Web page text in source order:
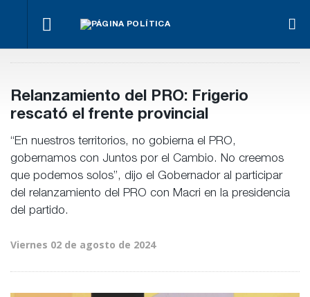
El
oficialismo
la reforma
previsional
Hacer lo
difícil
con el
Para Bahl, la
herramientas”
para la
gestión
Relanzamiento del PRO: Frigerio
rescató el frente provincial
“En nuestros territorios, no gobierna el PRO,
gobernamos con Juntos por el Cambio. No creemos
que podemos solos”, dijo el Gobernador al participar
del relanzamiento del PRO con Macri en la presidencia
del partido.
Viernes 02 de agosto de 2024